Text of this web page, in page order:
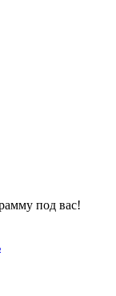
под вас!